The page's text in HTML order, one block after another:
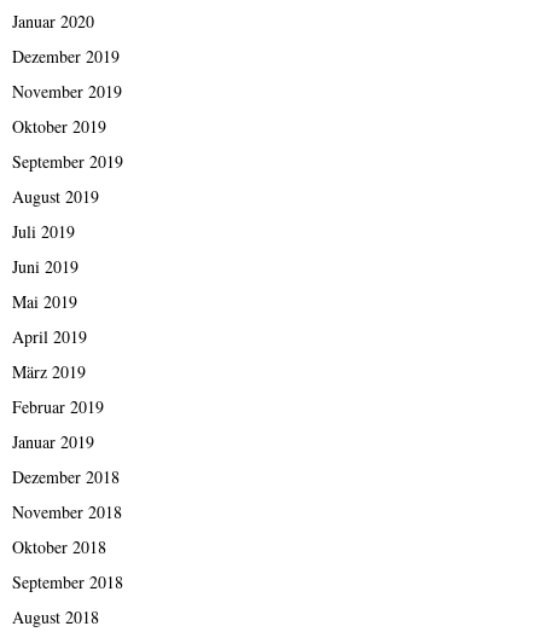
Januar 2020
Dezember 2019
November 2019
Oktober 2019
September 2019
August 2019
Juli 2019
Juni 2019
Mai 2019
April 2019
März 2019
Februar 2019
Januar 2019
Dezember 2018
November 2018
Oktober 2018
September 2018
August 2018